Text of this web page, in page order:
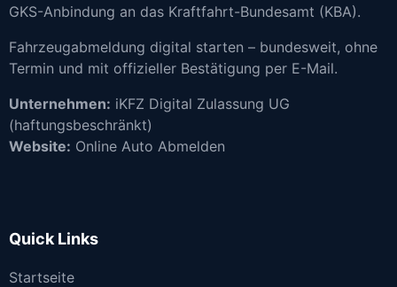
GKS-Anbindung an das Kraftfahrt-Bundesamt (KBA).
Fahrzeugabmeldung digital starten – bundesweit, ohne
Termin und mit offizieller Bestätigung per E-Mail.
Unternehmen: iKFZ Digital Zulassung UG
(haftungsbeschränkt)
Website: Online Auto Abmelden
Quick Links
Startseite